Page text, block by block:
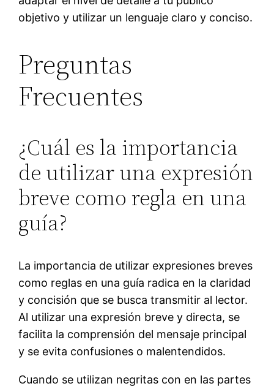
objetivo y utilizar un lenguaje claro y conciso.
Preguntas
Frecuentes
¿Cuál es la importancia
de utilizar una expresión
breve como regla en una
guía?
La importancia de utilizar expresiones breves
como reglas en una guía radica en la claridad
y concisión que se busca transmitir al lector.
Al utilizar una expresión breve y directa, se
facilita la comprensión del mensaje principal
y se evita confusiones o malentendidos.
Cuando se utilizan negritas con en las partes